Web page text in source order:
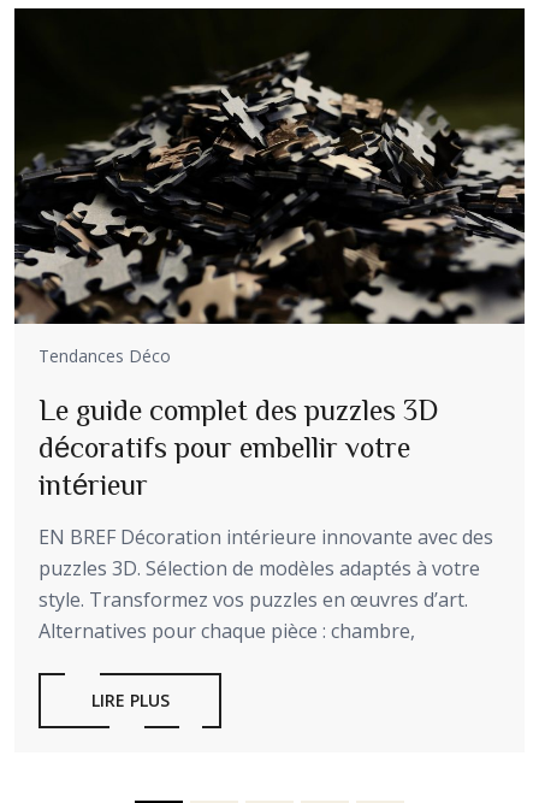
Tendances Déco
Le guide complet des puzzles 3D
décoratifs pour embellir votre
intérieur
EN BREF Décoration intérieure innovante avec des
puzzles 3D. Sélection de modèles adaptés à votre
style. Transformez vos puzzles en œuvres d’art.
Alternatives pour chaque pièce : chambre,
LIRE PLUS